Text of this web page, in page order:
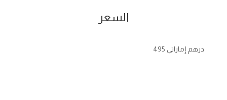
السعر
درهم إماراتي 495